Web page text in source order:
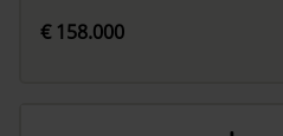
€ 158.000